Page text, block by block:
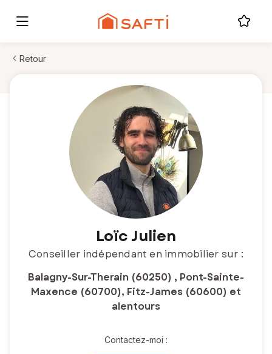
Retour
Loïc Julien
Conseiller indépendant en immobilier sur :
Balagny-Sur-Therain (60250) , Pont-Sainte-
Maxence (60700), Fitz-James (60600) et
alentours
Contactez-moi :